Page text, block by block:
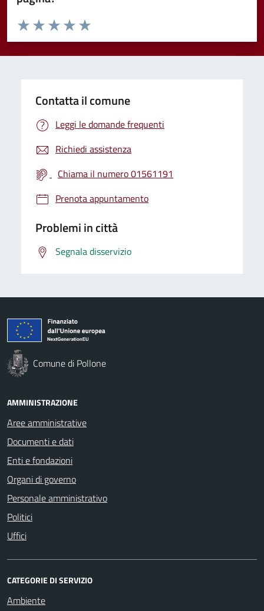
Valuta da 1 a 5 stelle la pagina
Valuta 5 stelle su 5
Valuta 4 stelle su 5
Valuta 3 stelle su 5
Valuta 2 stelle su 5
Valuta 1 stelle su 5
Contatta il comune
Leggi le domande frequenti
Richiedi assistenza
Chiama il numero 01561191
Prenota appuntamento
Problemi in città
Segnala disservizio
Comune di Pollone
AMMINISTRAZIONE
Aree amministrative
Documenti e dati
Enti e fondazioni
Organi di governo
Personale amministrativo
Politici
Uffici
CATEGORIE DI SERVIZIO
Ambiente